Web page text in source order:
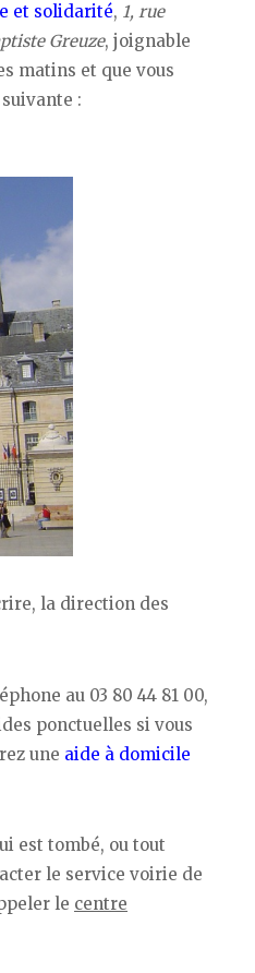
et solidarité, 1, rue
Greuze, joignable
matins et que vous
:
la direction des
au 03 80 44 81 00,
ponctuelles si vous
une aide à domicile
est tombé, ou tout
le service voirie de
le centre